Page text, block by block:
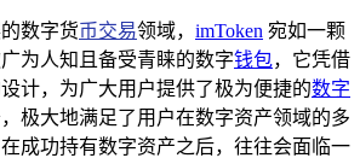
数字货币交易领域， imToken 宛如一颗
为人知且备受青睐的数字钱包，它凭借
计，为广大用户提供了极为便捷的数字
极大地满足了用户在数字资产领域的多
成功持有数字资产之后，往往会面临一